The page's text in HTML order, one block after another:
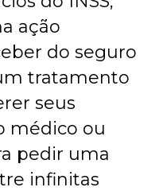
ação
do seguro
tratamento
seus
médico ou
pedir uma
infinitas